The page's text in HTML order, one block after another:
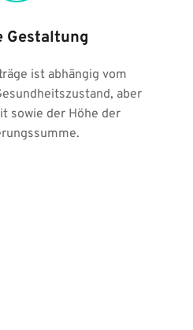
Gestaltung
ist abhängig vom
aber
sowie der Höhe der